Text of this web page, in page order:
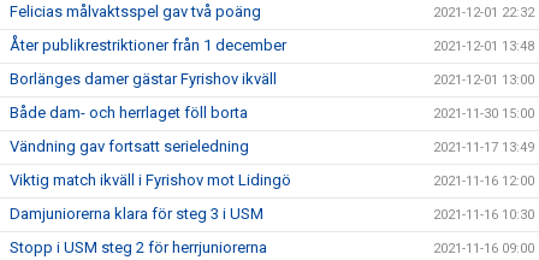
Felicias målvaktsspel gav två poäng 2021-12-01 22:32
Åter publikrestriktioner från 1 december 2021-12-01 13:48
Borlänges damer gästar Fyrishov ikväll 2021-12-01 13:00
Både dam- och herrlaget föll borta 2021-11-30 15:00
Vändning gav fortsatt serieledning 2021-11-17 13:49
Viktig match ikväll i Fyrishov mot Lidingö 2021-11-16 12:00
Damjuniorerna klara för steg 3 i USM 2021-11-16 10:30
Stopp i USM steg 2 för herrjuniorerna 2021-11-16 09:00